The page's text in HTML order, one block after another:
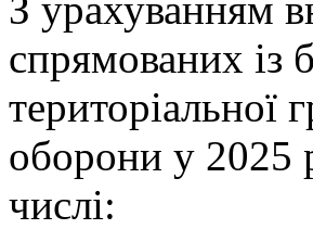
спрямованих із
територіальної
оборони у 2025
числі: